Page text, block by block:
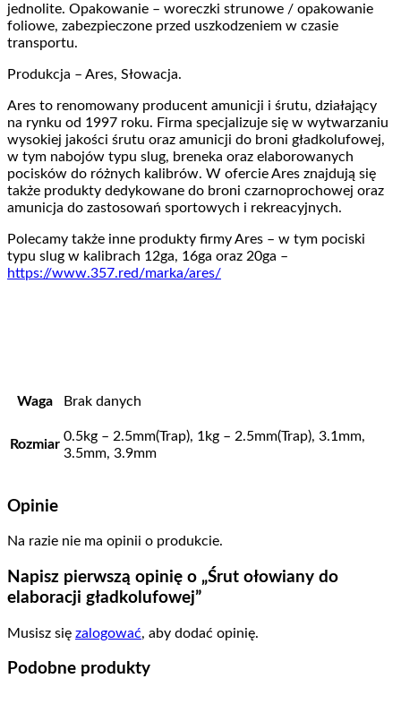
jednolite. Opakowanie – woreczki strunowe / opakowanie
foliowe, zabezpieczone przed uszkodzeniem w czasie
transportu.
Produkcja – Ares, Słowacja.
Ares to renomowany producent amunicji i śrutu, działający
na rynku od 1997 roku. Firma specjalizuje się w wytwarzaniu
wysokiej jakości śrutu oraz amunicji do broni gładkolufowej,
w tym nabojów typu slug, breneka oraz elaborowanych
pocisków do różnych kalibrów. W ofercie Ares znajdują się
także produkty dedykowane do broni czarnoprochowej oraz
amunicja do zastosowań sportowych i rekreacyjnych.
Polecamy także inne produkty firmy Ares – w tym pociski
typu slug w kalibrach 12ga, 16ga oraz 20ga –
https://www.357.red/marka/ares/
Waga Brak danych
Rozmiar
0.5kg – 2.5mm(Trap), 1kg – 2.5mm(Trap), 3.1mm,
3.5mm, 3.9mm
Opinie
Na razie nie ma opinii o produkcie.
Napisz pierwszą opinię o „Śrut ołowiany do
elaboracji gładkolufowej”
Musisz się zalogować, aby dodać opinię.
Podobne produkty